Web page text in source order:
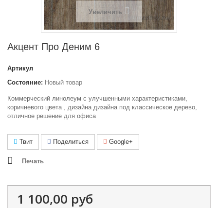
Увеличить
Акцент Про Деним 6
Артикул
Состояние: Новый товар
Коммерческий линолеум с улучшенными характеристиками,
коричневого цвета , дизайна дизайна под классическое дерево,
отличное решение для офиса
Твит Поделиться Google+
Печать
1 100,00 руб